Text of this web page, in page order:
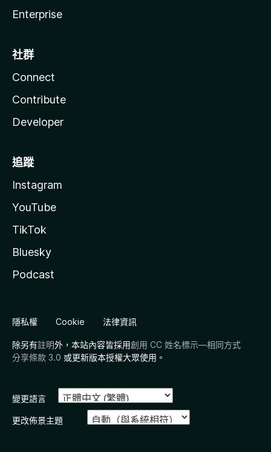
Enterprise
社群
Connect
Contribute
Developer
追蹤
Instagram
YouTube
TikTok
Bluesky
Podcast
隱私權 Cookie 法律資訊
除另有註明外，本站內容皆採用創用 CC 姓名標示—相同方式
分享條款 3.0 或更新版本授權大眾使用。
變更語言
更改佈景主題